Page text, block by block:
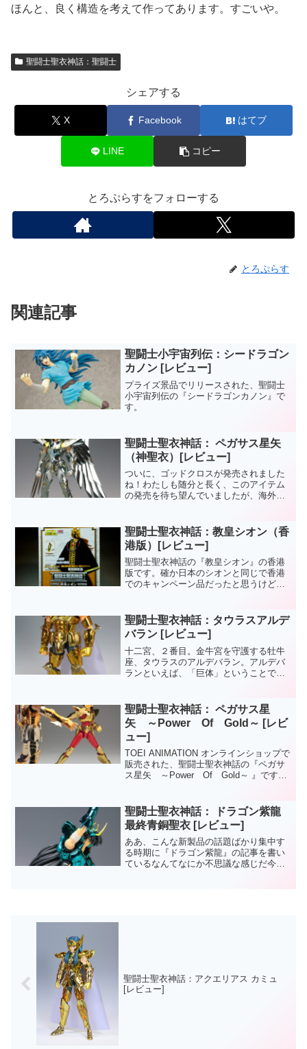
ほんと、良く構造を考えて作ってあります。すごいや。
聖闘士聖衣神話：聖闘士
シェアする
X Facebook はてブ
LINE コピー
とろぷらすをフォローする
とろぷらす
関連記事
聖闘士小宇宙列伝：シードラゴン
カノン [レビュー]
プライズ景品でリリースされた、聖闘士
小宇宙列伝の『シードラゴンカノン』で
す。
聖闘士聖衣神話： ペガサス星矢
（神聖衣）[レビュー]
ついに、ゴッドクロスが発売されました
ね！わたしも随分と長く、このアイテム
の発売を待ち望んでいましたが、海外の
さを感じられなかったのが残念なところ
です。ともあれ、これで聖...
聖闘士聖衣神話：教皇シオン（香
港版）[レビュー]
聖闘士聖衣神話の『教皇シオン』の香港
版です。確か日本のシオンと同じで香港
でのキャンペーン品だったと思うけど、
のデザインになってますよ。聖闘士聖衣
神話：教皇シオン香港版は...
聖闘士聖衣神話：タウラスアルデ
バラン [レビュー]
十二宮、２番目。金牛宮を守護する牡牛
座、タウラスのアルデバラン。アルデバ
ランといえば、「巨体」ということで専
聖闘士聖衣神話： ペガサス星
矢 ～Power Of Gold～ [レビ
ュー]
TOEI ANIMATION オンラインショップで
販売された、聖闘士聖衣神話の『ペガサ
ス星矢 ～Power Of Gold～ 』です。
ガサス星矢（新生青銅聖衣）黄金聖...
聖闘士聖衣神話： ドラゴン紫龍
最終青銅聖衣 [レビュー]
ああ、こんな新製品の話題ばかり集中す
る時期に『ドラゴン紫龍』の記事を書い
ているなんてなにか不思議な感じだ今日
聖闘士聖衣神話：アクエリアス カミュ
[レビュー]